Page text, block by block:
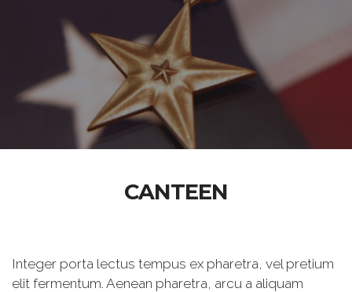
CANTEEN
Integer porta lectus tempus ex pharetra, vel pretium
elit fermentum. Aenean pharetra, arcu a aliquam